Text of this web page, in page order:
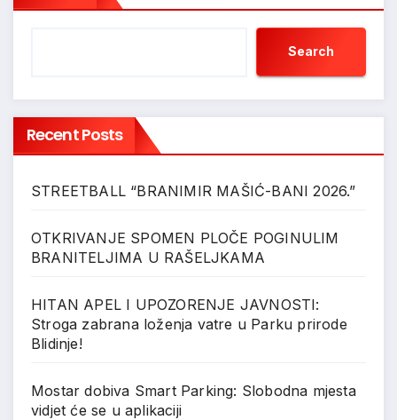
Search
Recent Posts
STREETBALL “BRANIMIR MAŠIĆ-BANI 2026.”
OTKRIVANJE SPOMEN PLOČE POGINULIM
BRANITELJIMA U RAŠELJKAMA
HITAN APEL I UPOZORENJE JAVNOSTI:
Stroga zabrana loženja vatre u Parku prirode
Blidinje!
Mostar dobiva Smart Parking: Slobodna mjesta
vidjet će se u aplikaciji